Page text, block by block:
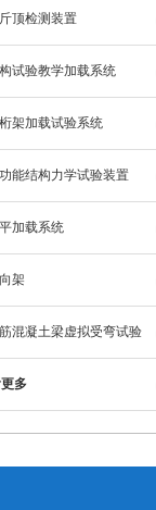
顶检测装置
试验教学加载系统
架加载试验系统
能结构力学试验装置
加载系统
架
混凝土梁虚拟受弯试验
多